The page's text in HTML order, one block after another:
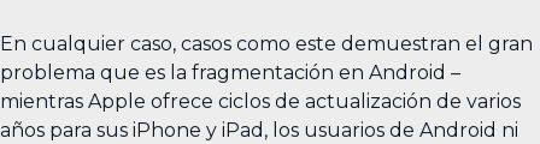
En cualquier caso, casos como este demuestran el gran
problema que es la fragmentación en Android –
mientras Apple ofrece ciclos de actualización de varios
años para sus iPhone y iPad, los usuarios de Android ni